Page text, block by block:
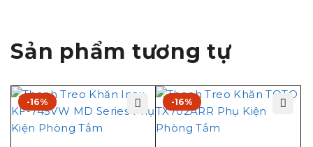
Sản phẩm tương tự
-16% -16%